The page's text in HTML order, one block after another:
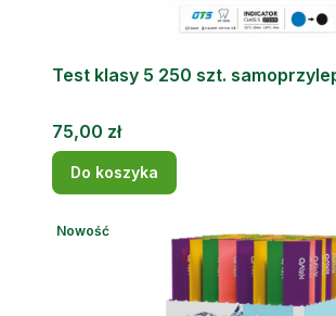
Test klasy 5 250 szt.
Cena
75,00 zł
Do koszyka
Nowość